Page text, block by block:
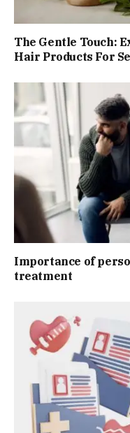
The Gentle Touch:
Hair Products For
Importance of
treatment